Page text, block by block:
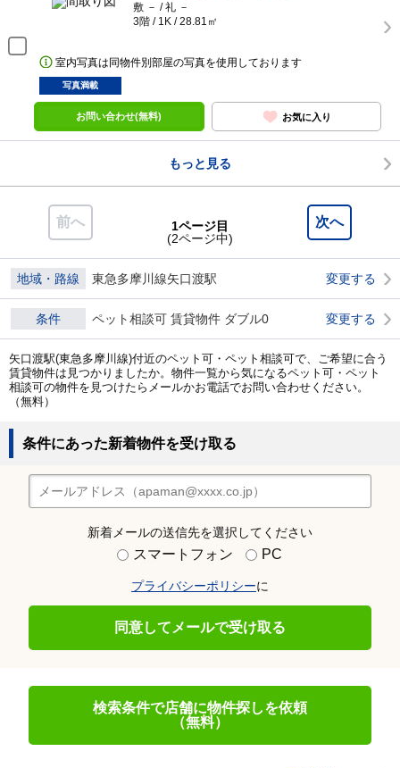
敷 － / 礼 －
3階 / 1K / 28.81㎡
室内写真は同物件別部屋の写真を使用しております
写真満載
お問い合わせ(無料) お気に入り
もっと見る
前へ 次へ
1ページ目
(2ページ中)
地域・路線 東急多摩川線矢口渡駅 変更する
条件 ペット相談可 賃貸物件 ダブル0 変更する
矢口渡駅(東急多摩川線)付近のペット可・ペット相談可で、ご希望に合う
賃貸物件は見つかりましたか。物件一覧から気になるペット可・ペット
相談可の物件を見つけたらメールかお電話でお問い合わせください。
（無料）
条件にあった新着物件を受け取る
新着メールの送信先を選択してください
スマートフォン PC
プライバシーポリシーに
同意してメールで受け取る
検索条件で店舗に物件探しを依頼
（無料）